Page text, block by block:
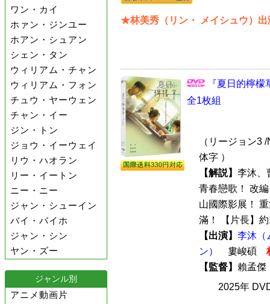
ワン・カイ
ホァン・ジンユー
ホアン・シュアン
シェン・タン
ウィリアム・チャン
ウィリアム・フォン
チュウ・ヤーウェン
チャン・イー
ジン・トン
ジョウ・イーウェイ
リウ・ハオラン
リー・イートン
ニー・ニー
ジャン・シューイン
バイ・バイホ
ジャン・シン
ヤン・ズー
ジャンル別
アニメ動画片
★林美秀（リン・ メイシュウ）出
『夏日的檸
全1枚組
（リージョン3
体字 ）
【解説】 李沐、
青春戀歌！ 改
山國際影展！
滿！ 【片長】
【出演】 李沐（
ン）
婁峻碩
【監督】 賴孟
2025年